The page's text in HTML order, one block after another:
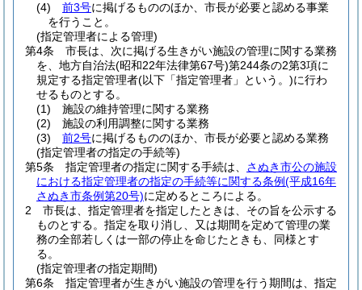
(4)
前3号に掲げるもののほか、市長が必要と認める事業
を行うこと。
(指定管理者による管理)
第4条
市長は、次に掲げる生きがい施設の管理に関する業務
を、地方自治法(昭和22年法律第67号)第244条の2第3項に
規定する指定管理者(以下「指定管理者」という。)に行わ
せるものとする。
(1)
施設の維持管理に関する業務
(2)
施設の利用調整に関する業務
(3)
前2号に掲げるもののほか、市長が必要と認める業務
(指定管理者の指定の手続等)
第5条
指定管理者の指定に関する手続は、 さぬき市公の施設
における指定管理者の指定の手続等に関する条例(平成16年
さぬき市条例第20号)に定めるところによる。
2
市長は、指定管理者を指定したときは、その旨を公示する
ものとする。 指定を取り消し、又は期間を定めて管理の業
務の全部若しくは一部の停止を命じたときも、同様とす
る。
(指定管理者の指定期間)
第6条
指定管理者が生きがい施設の管理を行う期間は、指定